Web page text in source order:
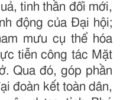
tinh thần đổi mới,
động của Đại hội;
mưu cụ thể hóa
tiễn công tác Mặt
Qua đó, góp phần
đoàn kết toàn dân,